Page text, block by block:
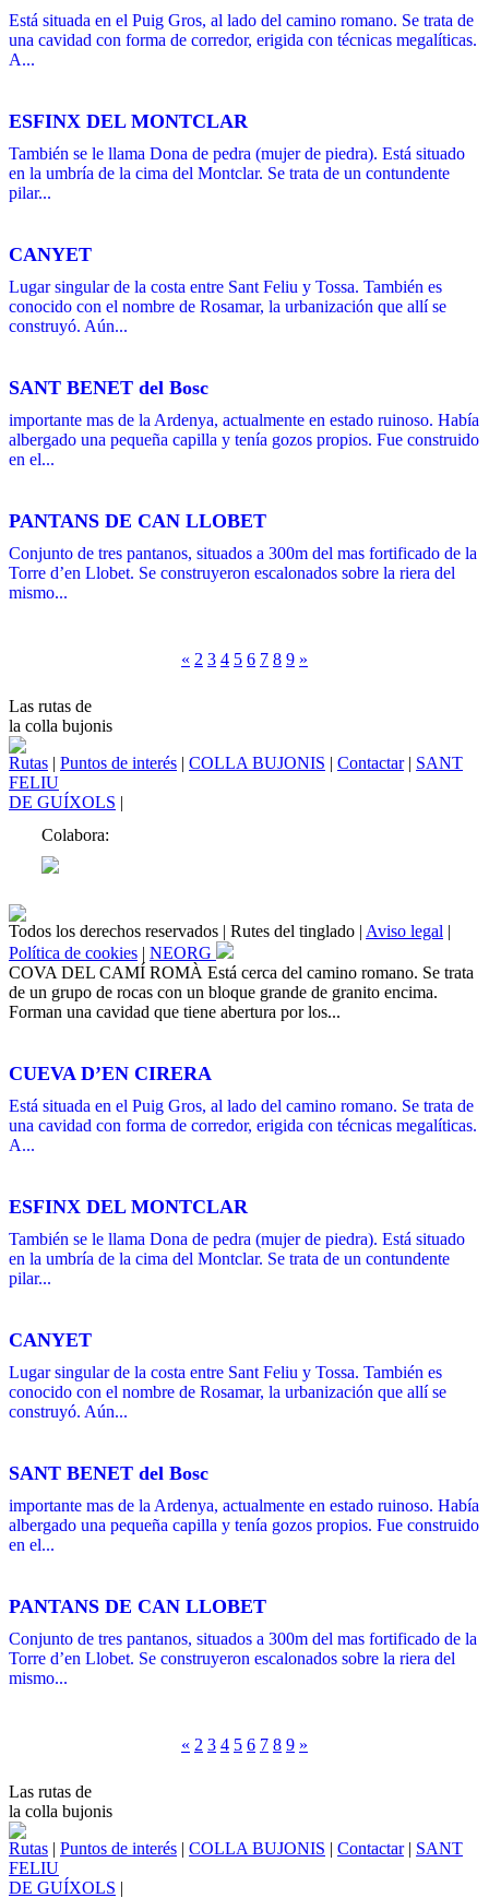
Está situada en el Puig Gros, al lado del camino romano. Se trata de
una cavidad con forma de corredor, erigida con técnicas megalíticas.
A...
ESFINX DEL MONTCLAR
También se le llama Dona de pedra (mujer de piedra). Está situado
en la umbría de la cima del Montclar. Se trata de un contundente
pilar...
CANYET
Lugar singular de la costa entre Sant Feliu y Tossa. También es
conocido con el nombre de Rosamar, la urbanización que allí se
construyó. Aún...
SANT BENET del Bosc
importante mas de la Ardenya, actualmente en estado ruinoso. Había
albergado una pequeña capilla y tenía gozos propios. Fue construido
en el...
PANTANS DE CAN LLOBET
Conjunto de tres pantanos, situados a 300m del mas fortificado de la
Torre d’en Llobet. Se construyeron escalonados sobre la riera del
mismo...
« 2 3 4 5 6 7 8 9 »
Las rutas de
la colla bujonis
Rutas | Puntos de interés | COLLA BUJONIS | Contactar| SANT
FELIU
DE GUÍXOLS |
Colabora:
Todos los derechos reservados | Rutes del tinglado | Aviso legal |
Política de cookies | NEORG
COVA DEL CAMÍ ROMÀ Está cerca del camino romano. Se trata
de un grupo de rocas con un bloque grande de granito encima.
Forman una cavidad que tiene abertura por los...
CUEVA D’EN CIRERA
Está situada en el Puig Gros, al lado del camino romano. Se trata de
una cavidad con forma de corredor, erigida con técnicas megalíticas.
A...
ESFINX DEL MONTCLAR
También se le llama Dona de pedra (mujer de piedra). Está situado
en la umbría de la cima del Montclar. Se trata de un contundente
pilar...
CANYET
Lugar singular de la costa entre Sant Feliu y Tossa. También es
conocido con el nombre de Rosamar, la urbanización que allí se
construyó. Aún...
SANT BENET del Bosc
importante mas de la Ardenya, actualmente en estado ruinoso. Había
albergado una pequeña capilla y tenía gozos propios. Fue construido
en el...
PANTANS DE CAN LLOBET
Conjunto de tres pantanos, situados a 300m del mas fortificado de la
Torre d’en Llobet. Se construyeron escalonados sobre la riera del
mismo...
« 2 3 4 5 6 7 8 9 »
Las rutas de
la colla bujonis
Rutas | Puntos de interés | COLLA BUJONIS | Contactar| SANT
FELIU
DE GUÍXOLS |